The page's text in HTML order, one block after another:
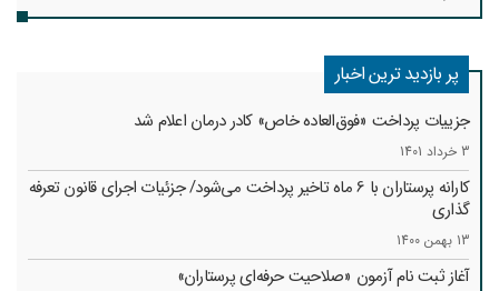
پر بازدید ترین اخبار
جزییات پرداخت «فوق‌العاده خاص» کادر درمان اعلام شد
3 خرداد 1401
کارانه‌ پرستاران با 6 ماه تاخیر پرداخت می‌شود/ جزئیات اجرای قانون تعرفه
گذاری
13 بهمن 1400
آغاز ثبت نام آزمون «صلاحیت حرفه‌ای پرستاران»